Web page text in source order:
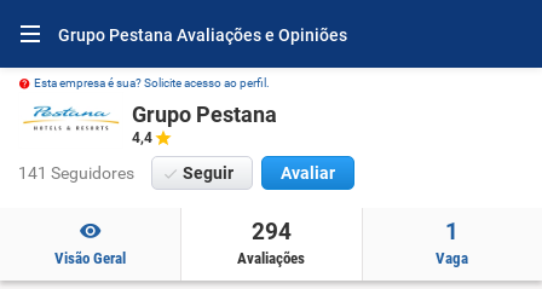
Grupo Pestana Avaliações e Opiniões
Esta empresa é sua? Solicite acesso ao perfil.
Grupo Pestana
4,4
141 Seguidores Seguir Avaliar
Visão Geral
294
Avaliações
1
Vaga